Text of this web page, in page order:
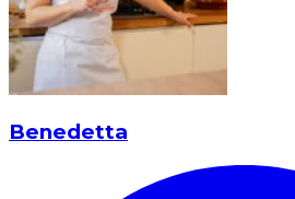
Benedetta